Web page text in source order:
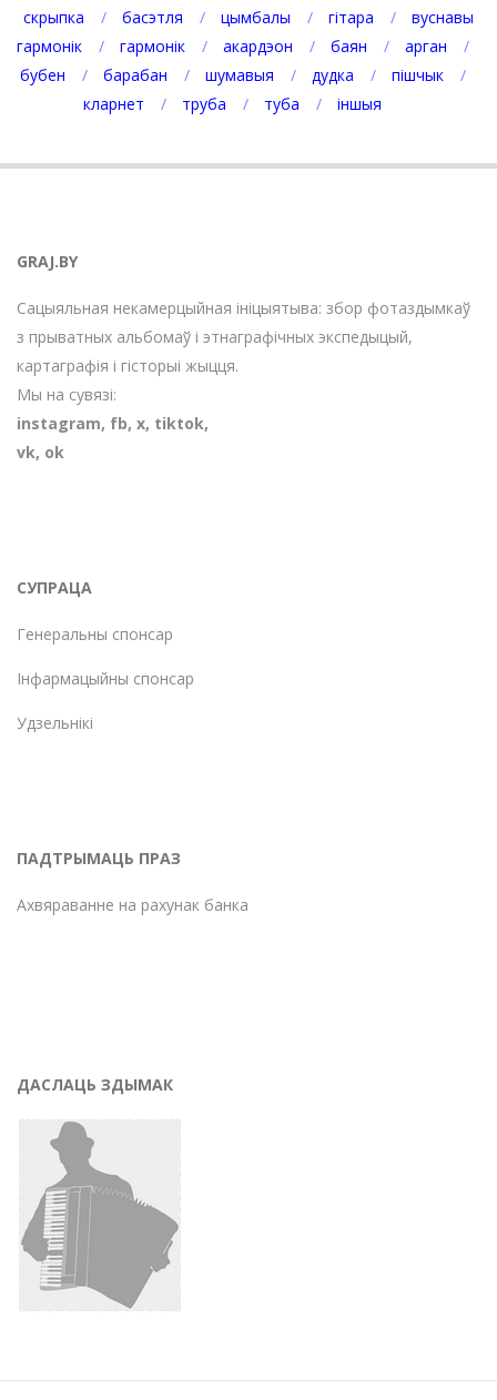
скрыпка
басэтля цымбалы гітара
вуснавы
гармонік
гармонік акардэон баян
арган
бубен
барабан шумавыя дудка
пішчык
кларнет
труба туба іншыя
GRAJ.BY
Сацыяльная некамерцыйная ініцыятыва: збор фотаздымкаў
з прыватных альбомаў і этнаграфічных экспедыцый,
картаграфія і гісторыі жыцця.
Мы на сувязі:
instagram, fb, х, tiktok,
vk, ok
СУПРАЦА
Генеральны спонсар
Інфармацыйны спонсар
Удзельнікі
ПАДТРЫМАЦЬ ПРАЗ
Ахвяраванне на рахунак банка
ДАСЛАЦЬ ЗДЫМАК